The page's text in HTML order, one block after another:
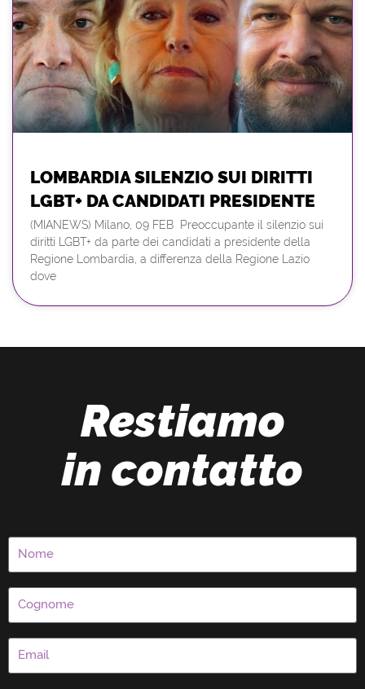
LOMBARDIA SILENZIO SUI DIRITTI
LGBT+ DA CANDIDATI PRESIDENTE
(MIANEWS) Milano, 09 FEB Preoccupante il silenzio sui
diritti LGBT+ da parte dei candidati a presidente della
Regione Lombardia, a differenza della Regione Lazio
dove
Restiamo
in contatto